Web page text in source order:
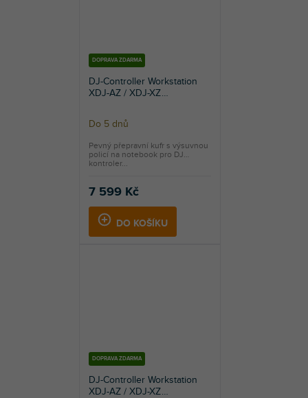
DOPRAVA ZDARMA
DJ-Controller Workstation
XDJ-AZ / XDJ-XZ
Průměrné
hodnocení
produktu
5,0
hvězdiček.
Do 5 dnů
7 599 Kč
DO KOŠÍKU
Pevný přepravní kufr s výsuvnou
policí na notebook pro DJ
kontroler...
DOPRAVA ZDARMA
DJ-Controller Workstation
XDJ-AZ / XDJ-XZ